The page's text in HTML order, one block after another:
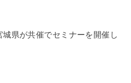
県が共催でセミナーを開催し